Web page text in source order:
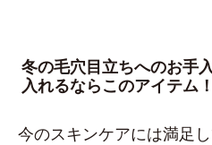
冬の毛穴目立ちへのお手
入れるならこのアイテム！
今のスキンケアには満足